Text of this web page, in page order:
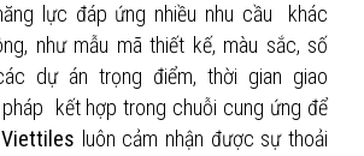
lực đáp ứng nhiều nhu cầu khác
như mẫu mã thiết kế, màu sắc, số
dự án trọng điểm, thời gian giao
kết hợp trong chuỗi cung ứng để
Viettiles luôn cảm nhận được sự thoải